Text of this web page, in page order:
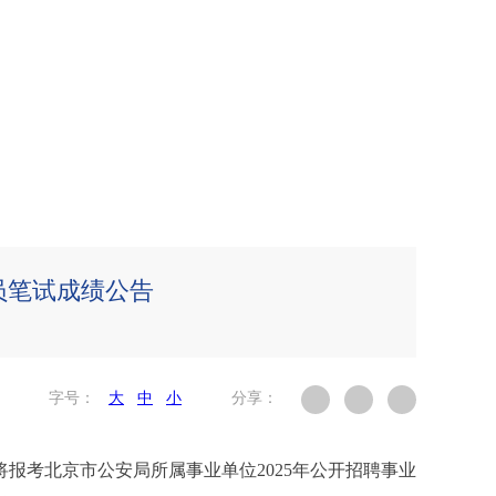
试成绩公告
字号： 大 中 小 分享：
考北京市公安局所属事业单位2025年公开招聘事业